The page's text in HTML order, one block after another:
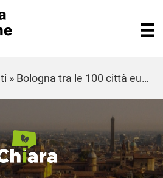
» Approfondimenti » Bologna tra le 100 città europee carbon neutral entro il 2030